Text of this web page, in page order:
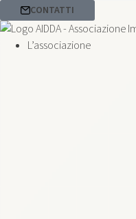
CONTATTI
L’associazione